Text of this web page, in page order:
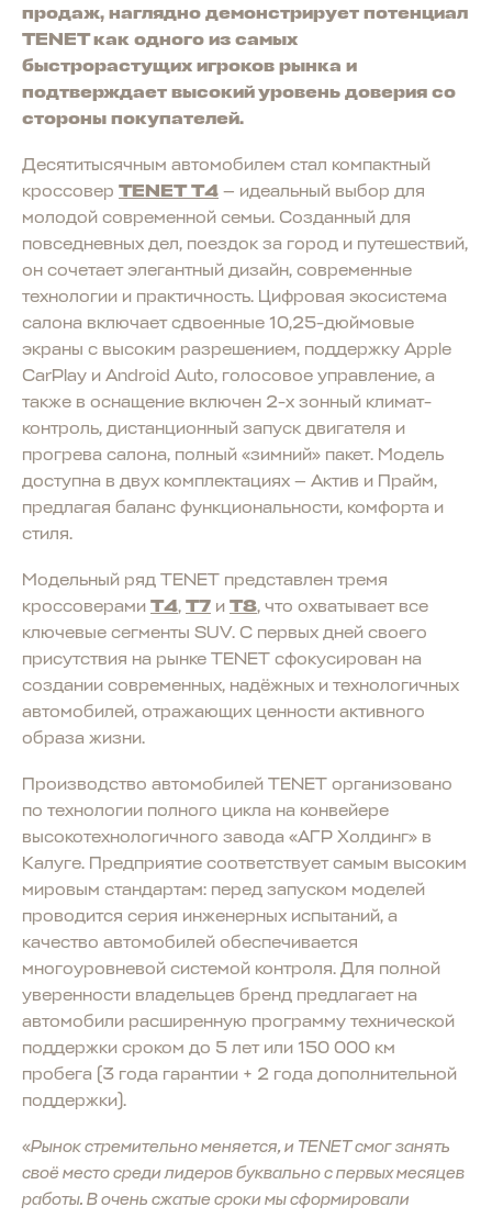
продаж, наглядно демонстрирует потенциал
TENET как одного из самых
быстрорастущих игроков рынка и
подтверждает высокий уровень доверия со
стороны покупателей.
Десятитысячным автомобилем стал компактный
кроссовер TENET T4 — идеальный выбор для
молодой современной семьи. Созданный для
повседневных дел, поездок за город и путешествий,
он сочетает элегантный дизайн, современные
технологии и практичность. Цифровая экосистема
салона включает сдвоенные 10,25-дюймовые
экраны с высоким разрешением, поддержку Apple
CarPlay и Android Auto, голосовое управление, а
также в оснащение включен 2-х зонный климат-
контроль, дистанционный запуск двигателя и
прогрева салона, полный «зимний» пакет. Модель
доступна в двух комплектациях — Актив и Прайм,
предлагая баланс функциональности, комфорта и
стиля.
Модельный ряд TENET представлен тремя
кроссоверами T4, T7 и T8, что охватывает все
ключевые сегменты SUV. С первых дней своего
присутствия на рынке TENET сфокусирован на
создании современных, надёжных и технологичных
автомобилей, отражающих ценности активного
образа жизни.
Производство автомобилей TENET организовано
по технологии полного цикла на конвейере
высокотехнологичного завода «АГР Холдинг» в
Калуге. Предприятие соответствует самым высоким
мировым стандартам: перед запуском моделей
проводится серия инженерных испытаний, а
качество автомобилей обеспечивается
многоуровневой системой контроля. Для полной
уверенности владельцев бренд предлагает на
автомобили расширенную программу технической
поддержки сроком до 5 лет или 150 000 км
пробега (3 года гарантии + 2 года дополнительной
поддержки).
«Рынок стремительно меняется, и TENET смог занять
своё место среди лидеров буквально с первых месяцев
работы. В очень сжатые сроки мы сформировали